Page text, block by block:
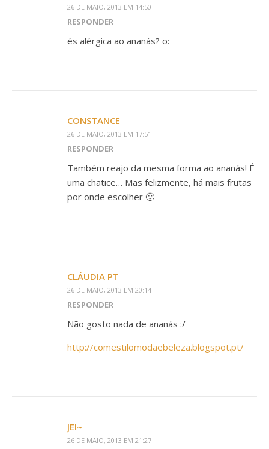
26 DE MAIO, 2013 EM 14:50
RESPONDER
és alérgica ao ananás? o:
CONSTANCE
26 DE MAIO, 2013 EM 17:51
RESPONDER
Também reajo da mesma forma ao ananás! É
uma chatice… Mas felizmente, há mais frutas
por onde escolher 🙂
CLÁUDIA PT
26 DE MAIO, 2013 EM 20:14
RESPONDER
Não gosto nada de ananás :/
http://comestilomodaebeleza.blogspot.pt/
JEI~
26 DE MAIO, 2013 EM 21:27